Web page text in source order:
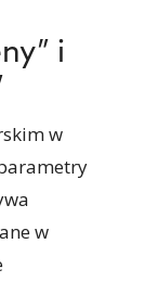
i
w
w